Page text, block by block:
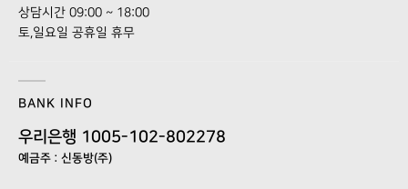
상담시간 09:00 ~ 18:00
토,일요일 공휴일 휴무
BANK INFO
우리은행 1005-102-802278
예금주 : 신동방(주)